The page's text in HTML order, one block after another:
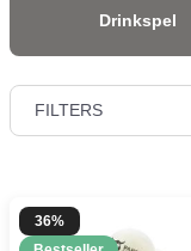
Drinkspel
FILTERS
36%